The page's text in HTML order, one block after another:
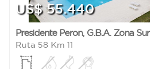
US$ 55.440
Presidente Peron, G.B.A. Zona Sur
Ruta 58 Km 11